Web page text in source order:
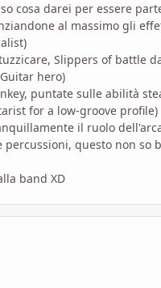
cosa darei per essere
al massimo gli
Slippers of
hero)
puntate sulle abilità
for a low-groove profile)
il ruolo
questo non
band XD